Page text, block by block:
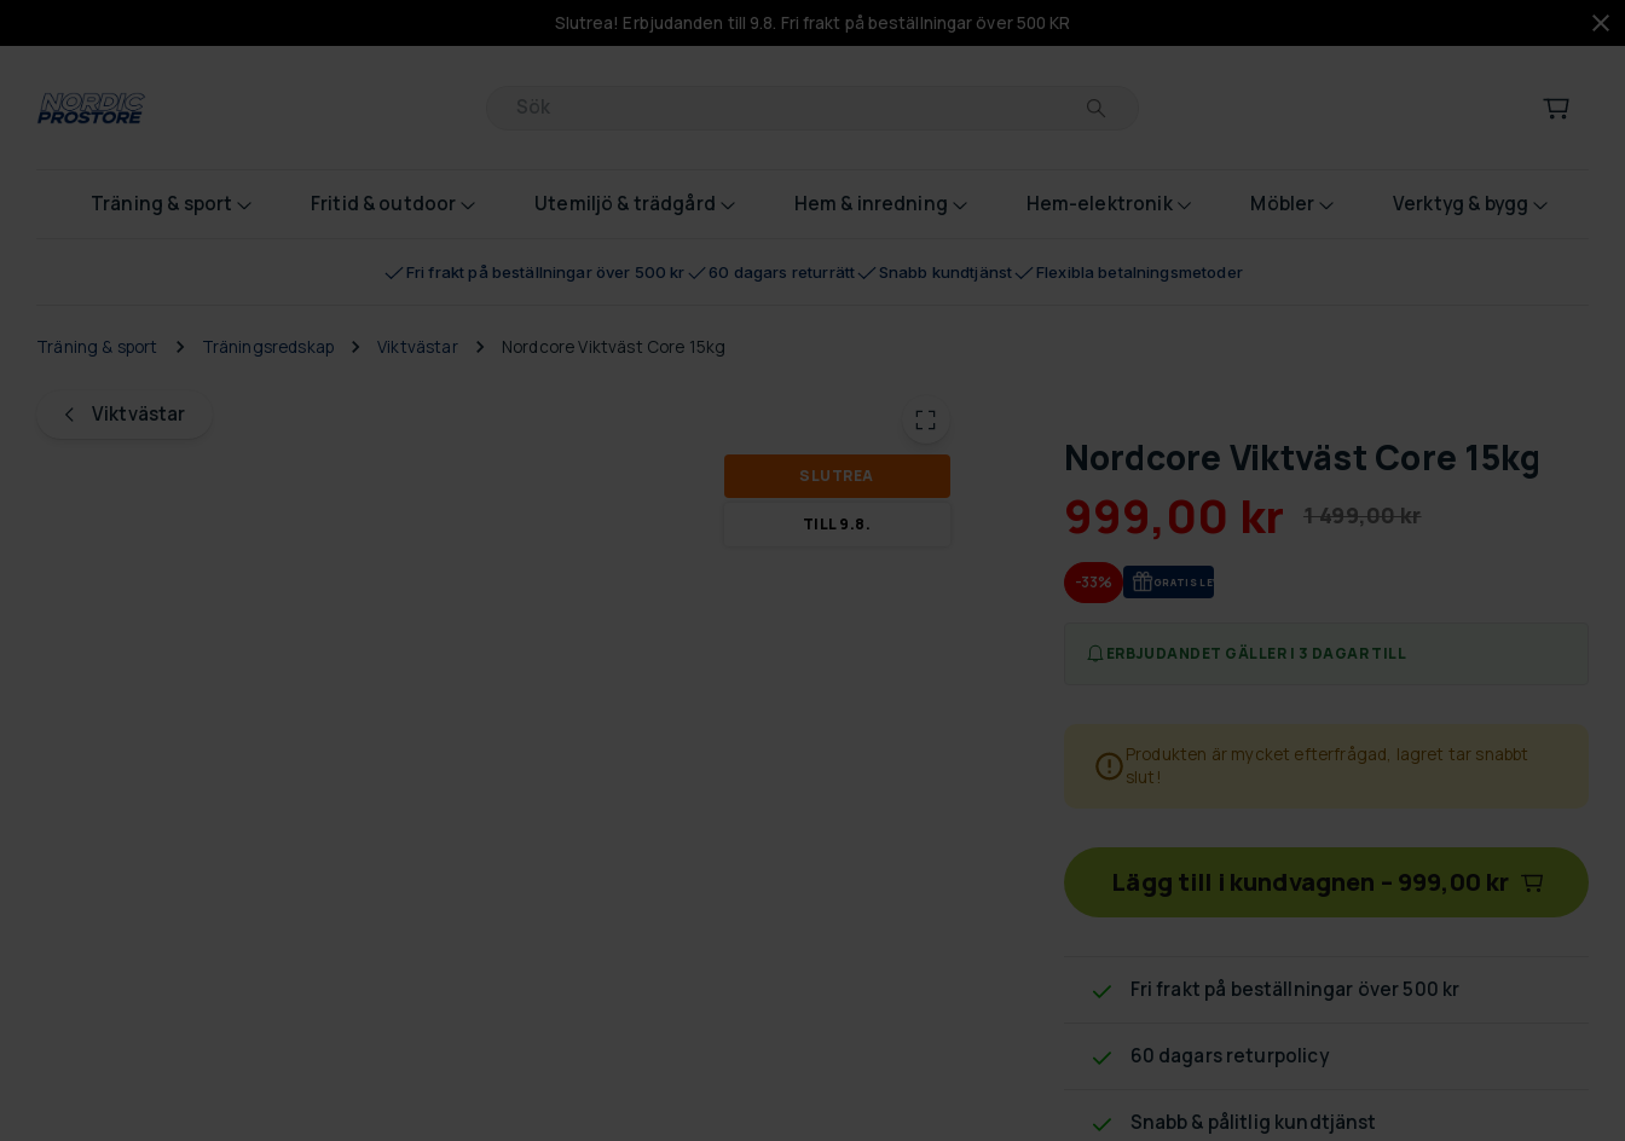
Slutrea! Erbjudanden till 9.8. Fri frakt på beställningar över 500 KR
Produkter
Träning & sport Fritid & outdoor Utemiljö & trädgård Hem & inredning Hem-elektronik Möbler Verktyg & bygg
Fri frakt på beställningar över 500 kr 60 dagars returrätt Snabb kundtjänst Flexibla betalningsmetoder
Viktvästar
Träning & sport Träningsredskap Viktvästar Nordcore Viktväst Core 15kg
SLUT­REA
TILL 9.8.
Nordcore Viktväst Core 15kg
999,00 kr 1 499,00 kr
-33% GRA­TIS LE­VE­RANS
ERBJUDANDET GÄLLER I 3 DAGAR TILL
Produkten är mycket efterfrågad, lagret tar snabbt
slut!
Lägg till i kundvagnen – 999,00 kr
Fri frakt på beställningar över 500 kr
60 dagars returpolicy
Snabb & pålitlig kundtjänst